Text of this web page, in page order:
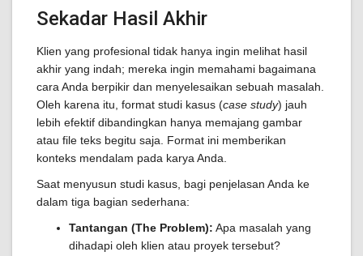
Sekadar Hasil Akhir
Klien yang profesional tidak hanya ingin melihat hasil
akhir yang indah; mereka ingin memahami bagaimana
cara Anda berpikir dan menyelesaikan sebuah masalah.
Oleh karena itu, format studi kasus (case study) jauh
lebih efektif dibandingkan hanya memajang gambar
atau file teks begitu saja. Format ini memberikan
konteks mendalam pada karya Anda.
Saat menyusun studi kasus, bagi penjelasan Anda ke
dalam tiga bagian sederhana:
Tantangan (The Problem): Apa masalah yang
dihadapi oleh klien atau proyek tersebut?